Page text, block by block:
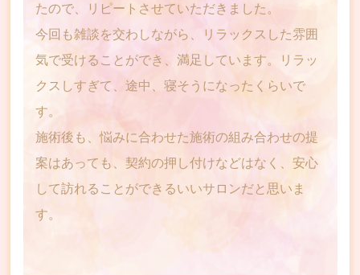
Minor 未成年の方
Campaign キャンペーン
Voice お客様の声
Media メディア情報
Blog＆News ブログ＆ニュース
Staff
たので、リピートさせていただきました。
今回も雑談を交わしながら、リラックスした雰囲
気で受けることができ、満足しています。リラッ
クスしすぎて、途中、寝そうになったくらいで
す。
施術後も、悩みに合わせた施術の組み合わせの提
案はあっても、契約の押し付けなどはなく、安心
して訪れることができるいいサロンだと思いま
す。